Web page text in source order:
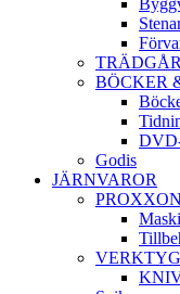
BÖCKER
Godis
JÄRNVAROR
PROXXON
VERKTYG